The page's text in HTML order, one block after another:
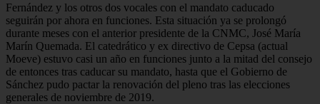
Fernández y los otros dos vocales con el mandato caducado
seguirán por ahora en funciones. Esta situación ya se prolongó
durante meses con el anterior presidente de la CNMC, José María
Marín Quemada. El catedrático y ex directivo de Cepsa (actual
Moeve) estuvo casi un año en funciones junto a la mitad del consejo
de entonces tras caducar su mandato, hasta que el Gobierno de
Sánchez pudo pactar la renovación del pleno tras las elecciones
generales de noviembre de 2019.